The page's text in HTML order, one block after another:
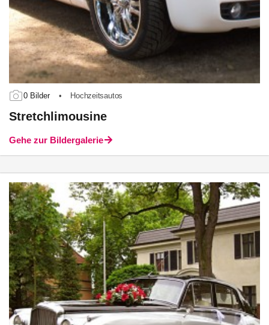
0 Bilder • Hochzeitsautos
Stretchlimousine
Gehe zur Bildergalerie